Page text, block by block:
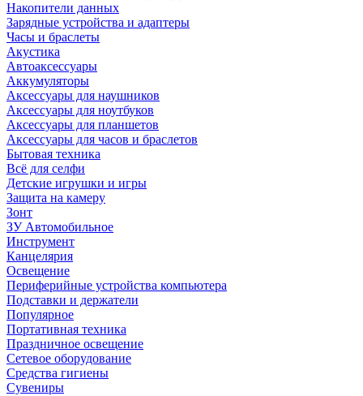
Накопители данных
Зарядные устройства и адаптеры
Часы и браслеты
Акустика
Автоаксессуары
Аккумуляторы
Аксессуары для наушников
Аксессуары для ноутбуков
Аксессуары для планшетов
Аксессуары для часов и браслетов
Бытовая техника
Всё для селфи
Детские игрушки и игры
Защита на камеру
Зонт
ЗУ Автомобильное
Инструмент
Канцелярия
Освещение
Периферийные устройства компьютера
Подставки и держатели
Популярное
Портативная техника
Праздничное освещение
Сетевое оборудование
Средства гигиены
Сувениры